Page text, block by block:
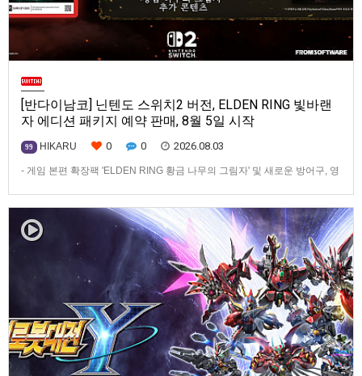
[반다이남코] 닌텐도 스위치2 버전, ELDEN RING 빛바랜
자 에디션 패키지 예약 판매, 8월 5일 시작
99 HIKARU 0 0 2026.08.03
- 게임 본편 확장팩 'ELDEN RING 황금 나무의 그림자' 및 새로운 방어구, 영
문 판매를 8월 5일(수)부터 시작한다고 발표했다.‘ELDEN RING 빛바랜 자
에디션’에는 ‘ELDEN R…